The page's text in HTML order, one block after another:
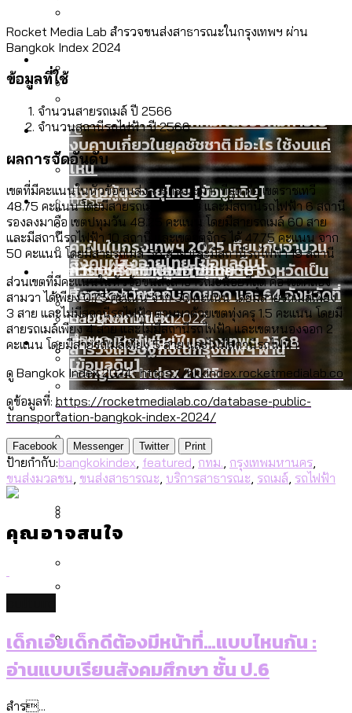
เมื่อแยกท่องเที่ยวออกจากกีฬา กระทรวง
ใหม่จะมีงบฯ ประมาณเท่าไร
สมุดจดการบ้าน ส.ก. 2569 : แต่ละเขตมี
ปัญหาอะไรที่ ส.ก. ต้องทำการบ้าน
Vote62 ขอบคุณประชาชนที่ร่วม
สังเกตการณ์การเลือกตั้งชวนคุยกันถึงบท
เรียนที่เราได้รับจากเลือกตั้ง กรุงเทพฯ –
พัทยา
กทม. มีอำนาจแค่ไหน ในการแก้ปัญหาให้คน
ที่อาศัยอยู่ในกรุงเทพฯ
ลัดวงจรมากที่สุด
สวนสาธารณะและพื้นที่สีเขียวใน กทม. เพิ่ม
ขึ้นและเข้าถึงได้มากน้อยแค่ไหน
ขยะมูลฝอย 2568 [ข้อมูลดิบ]
ขยะของคน กทม. ที่ยังถูกนำไปทิ้งที่
ฉะเชิงเทรา นครปฐม และล่าสุดที่กาญจนบุรี
งบระบายน้ำ-ป้องกันน้ำท่วม 4 ปี (2566-
2569) ของ กทม. ในยุคชัชชาติ ลงเขตไหน
ทำอะไรบ้าง
โลกใบเดียว สิทธิไม่เท่ากัน: กฎหมายการ
ประเทศไหนทำได้บ้าง?
สำรวจ Hate Speech ที่ถูกผลิตซ้ำผ่าน
วิดีโอ AI ในช่วงความขัดแย้งไทย-กัมพูชา
[ข้อมูลดิบ]
กรุงเทพฯ เมืองคอนเสิร์ต : สำรวจ
Economy
เมกะโปรเจ็กต์ของ กทม. ในช่วงที่มีการใช้
งบคาบเกี่ยวในยุคชัชชาติ มีอะไร ใช้งบแค่
ไหน
ค่าฝุ่นในกรุงเทพฯ 2025 เทียบกับจำนวน
ควันบุหรี่ที่เข้าปอด [ข้อมูลดิบ]
สำรวจเศรษฐกิจในกรุงเทพฯ ผ่าน
Bangkok Index 2025
สำรวจงบประมาณรายเขตในกรุงเทพฯ
ผ่าน Bangkok Index 2025
Future
สังคมผู้สูงอายุไทย [ข้อมูลดิบ]
สำรวจสังคมผู้สูงอายุไทย : 6 จังหวัดเป็น
สังคมสูงวัยระดับสุดยอด และ 64 จังหวัดที่
ตายมากกว่าเกิด
กรุงเทพฯ เมืองสังคมผู้สูงอายุ [ข้อมูลดิบ]
กรุงเทพฯ เมืองสังคมผู้สูงอายุ : 36 เขตมี
สูงอายุระดับสุดยอด
ของ 50 เขตในกรุงเทพฯ
Database
สังคมผู้สูงอายุไทย [ข้อมูลดิบ]
สำรวจเหตุไฟไหม้ในกรุงเทพฯ 2568
[ข้อมูลดิบ]
คำนำหน้านามและกฎหมายสมรสเท่าเทียม
[ข้อมูลดิบ]
กรุงเทพฯ เมืองสังคมผู้สูงอายุ [ข้อมูลดิบ]
สวนสาธารณะและพื้นที่สีเขียวใน กทม.
[ข้อมูลดิบ]
Project
Bangkok Index
Bangkok Index 2022
DEMO Thailand
About Us
Rocket Media Lab สำรวจขนส่งสาธารณะในกรุงเทพฯ ผ่าน
Bangkok Index 2024
ข้อมูลที่ใช้
จำนวนสายรถเมล์ ปี 2566
จำนวนสถานีรถไฟฟ้า ปี 2566
ผลการจัดอันดับ
เขตที่มีคะแนนในหัวข้อขนส่งสาธารณะมากที่สุด คือ เขตราชเทวี
48.75 คะแนน โดยมีสายรถเมล์ 72 สาย และมีสถานีรถไฟฟ้า 6 สถานี
รองลงมาคือ เขตปทุมวัน 48.25 คะแนน โดยมีสายรถเมล์ 60 สาย
และมีสถานีรถไฟฟ้า 10 สถานี และเขตจตุจักร ได้ 47.75 คะแนน จาก
50 คะแนน โดยมีสายรถเมล์ 56 สาย และมีสถานีรถไฟฟ้า 19 สถานี
ส่วนเขตที่มีคะแนนในหัวข้อขนส่งสาธารณะน้อยที่สุด คือ เขตคลอง
สามวา ได้เพียง 0.75 คะแนน จาก 50 คะแนน โดยมีสายรถเมล์เพียง
3 สาย และไม่มีสถานีรถไฟฟ้า ตามมาด้วยเขตทุ่งครุ 1.5 คะแนน โดยมี
สายรถเมล์เพียง 4 สาย และไม่มีสถานีรถไฟฟ้า และเขตหนองจอก 2
คะแนน โดยมีสายรถเมล์เพียง 5 สาย และไม่มีสถานีรถไฟฟ้า
ดู Bangkok Index 2024 :https://bkkindex.rocketmedialab.co
ดูข้อมูลที่:https://rocketmedialab.co/database-public-
transportation-bangkok-index-2024/
Facebook Messenger Twitter Print
ป้ายกำกับ:bangkokindex, featured, กทม., กรุงเทพมหานคร,
ขนส่งมวลชน, ขนส่งสาธารณะ, บริการสาธารณะ, รถเมล์, รถไฟฟ้า
คุณอาจสนใจ
เด็กเอ๋ยเด็กดีต้องมีหน้าที่…แบบไหนกัน :
อ่านแบบเรียนสังคมศึกษา ชั้น ป.6
สำร...